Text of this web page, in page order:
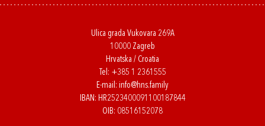
Ulica grada Vukovara 269A
10000 Zagreb
Hrvatska / Croatia
Tel: +385 1 2361555
E-mail: info@hns.family
IBAN: HR2523400091100187844
OIB: 08516152078